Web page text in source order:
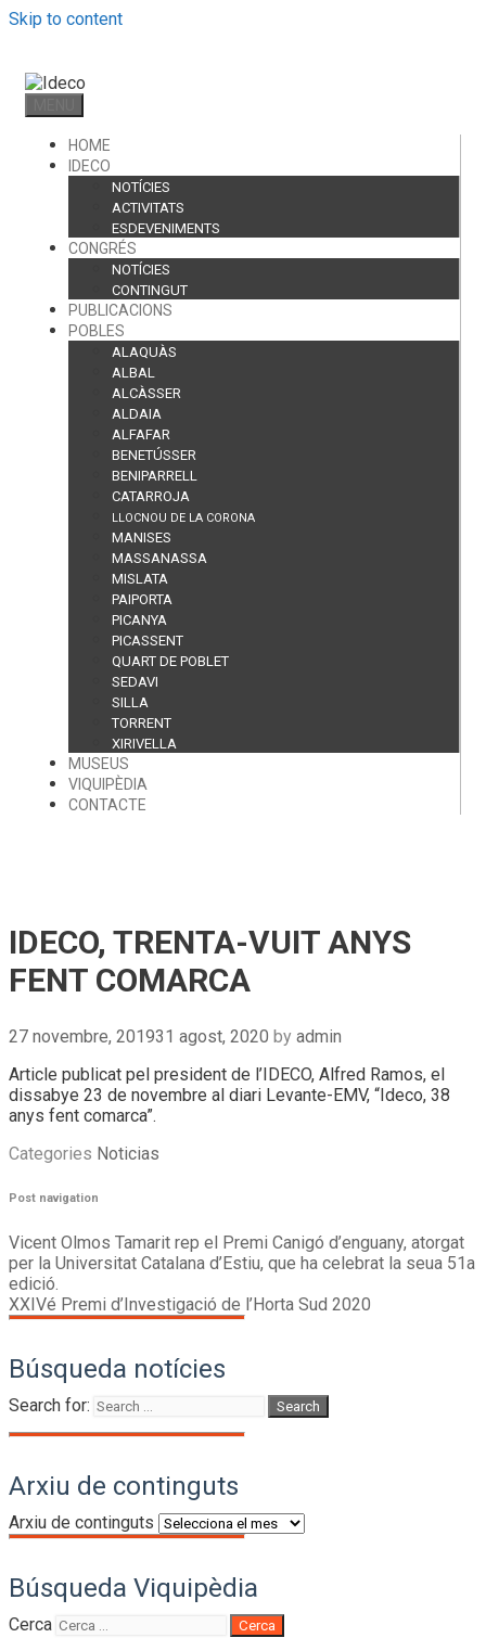
Skip to content
HOME
IDECO
NOTÍCIES
ACTIVITATS
ESDEVENIMENTS
CONGRÉS
NOTÍCIES
CONTINGUT
PUBLICACIONS
POBLES
ALAQUÀS
ALBAL
ALCÀSSER
ALDAIA
ALFAFAR
BENETÚSSER
BENIPARRELL
CATARROJA
LLOCNOU DE LA CORONA
MANISES
MASSANASSA
MISLATA
PAIPORTA
PICANYA
PICASSENT
QUART DE POBLET
SEDAVI
SILLA
TORRENT
XIRIVELLA
MUSEUS
VIQUIPÈDIA
CONTACTE
IDECO, TRENTA-VUIT ANYS
FENT COMARCA
27 novembre, 201931 agost, 2020 by admin
Article publicat pel president de l’IDECO, Alfred Ramos, el
dissabye 23 de novembre al diari Levante-EMV, “Ideco, 38
anys fent comarca”.
Categories Noticias
Post navigation
Vicent Olmos Tamarit rep el Premi Canigó d’enguany, atorgat
per la Universitat Catalana d’Estiu, que ha celebrat la seua 51a
edició.
XXIVé Premi d’Investigació de l’Horta Sud 2020
Búsqueda notícies
Search for:
Arxiu de continguts
Arxiu de continguts
Búsqueda Viquipèdia
Cerca Cerca